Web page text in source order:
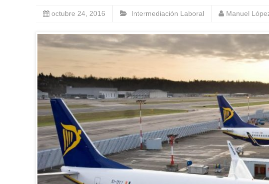
octubre 24, 2016 Intermediación Laboral Manuel